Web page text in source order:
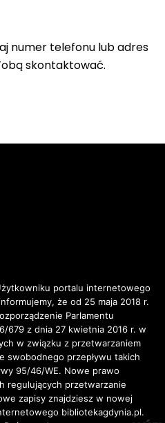
czcionka
czcionka
ZWIĘKSZ
numer telefonu lub adres
skontaktować.
portalu internetowego
że od 25 maja 2018 r.
Parlamentu
679 z dnia 27 kwietnia 2016 r. w
w związku z przetwarzaniem
swobodnego przepływu takich
95/46/WE. Nowe prawo
regulujących przetwarzanie
zapisy znajdziesz w nowej
bibliotekagdynia.pl.